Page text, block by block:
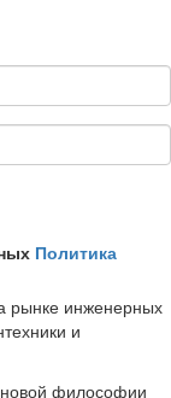
Политика
рынке инженерных
и
философии